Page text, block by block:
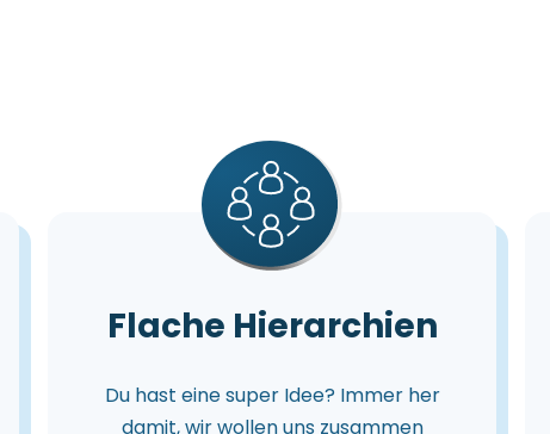
Flache Hierarchien
Du hast eine super Idee? Immer her
damit, wir wollen uns zusammen